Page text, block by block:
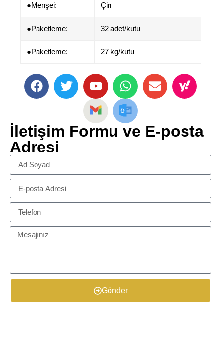
●​Menşei: Çin
●Paketleme: 32 adet/kutu
●Paketleme: 27 kg/kutu
İletişim Formu ve E-posta
Adresi
Gönder